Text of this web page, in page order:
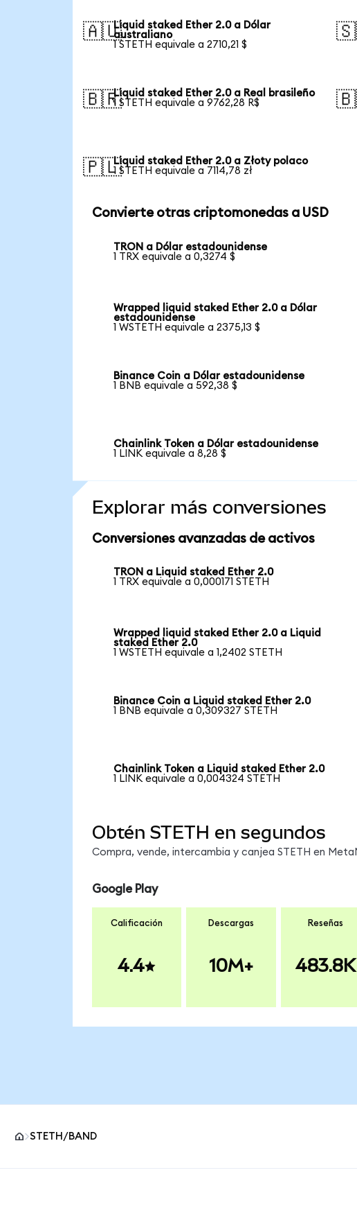
🇦🇺Liquid staked Ether 2.0 a Dólar
australiano
1 STETH equivale a 2710,21 $
🇧🇷Liquid staked Ether 2.0 a Real brasileño
1 STETH equivale a 9762,28 R$
🇵🇱Liquid staked Ether 2.0 a Złoty polaco
1 STETH equivale a 7114,78 zł
Convierte otras criptomonedas a USD
TRON a Dólar estadounidense
1 TRX equivale a 0,3274 $
Wrapped liquid staked Ether 2.0 a Dólar
estadounidense
1 WSTETH equivale a 2375,13 $
Binance Coin a Dólar estadounidense
1 BNB equivale a 592,38 $
Chainlink Token a Dólar estadounidense
1 LINK equivale a 8,28 $
Explorar más conversiones
Conversiones avanzadas de activos
TRON a Liquid staked Ether 2.0
1 TRX equivale a 0,000171 STETH
Wrapped liquid staked Ether 2.0 a Liquid
staked Ether 2.0
1 WSTETH equivale a 1,2402 STETH
Binance Coin a Liquid staked Ether 2.0
1 BNB equivale a 0,309327 STETH
Chainlink Token a Liquid staked Ether 2.0
1 LINK equivale a 0,004324 STETH
Obtén STETH en segundos
Compra, vende, intercambia y canjea STETH en
Google Play
Calificación
4.4
Descargas
10M+
Reseñas
483.8K
STETH/BAND